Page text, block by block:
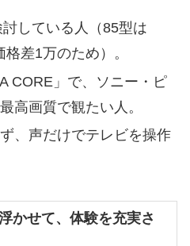
討している人（85型は
差1万のため）。
CORE」で、ソニー・ピ
高画質で観たい人。
、声だけでテレビを操作
かせて、体験を充実さ